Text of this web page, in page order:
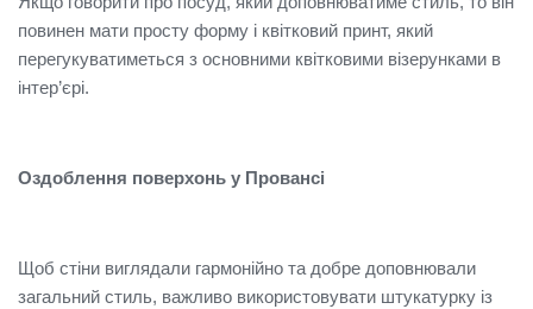
повинен мати просту форму і квітковий принт, який
перегукуватиметься з основними квітковими візерунками в
інтер’єрі.
Оздоблення поверхонь у Провансі
Щоб стіни виглядали гармонійно та добре доповнювали
загальний стиль, важливо використовувати штукатурку із